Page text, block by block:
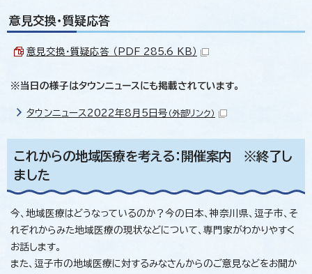
意見交換・質疑応答
意見交換・質疑応答 （PDF 285.6 KB）
※当日の様子はタウンニュースにも掲載されています。
タウンニュース2022年8月5日号 （外部リンク）
これからの地域医療を考える：開催案内 ※終了し
ました
今、地域医療はどうなっているのか？今の日本、神奈川県、逗子市、そ
れぞれからみた地域医療の現状などについて、専門家がわかりやすく
お話します。
また、逗子市の地域医療に対するみなさんからのご意見などをお聞か